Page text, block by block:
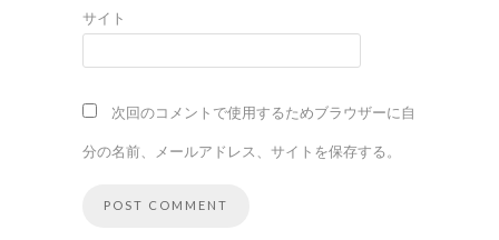
サイト
次回のコメントで使用するためブラウザーに自
分の名前、メールアドレス、サイトを保存する。